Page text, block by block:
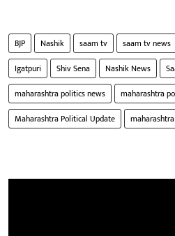
BJP Nashik saam tv saam tv news
Igatpuri
Shiv Sena Nashik News
maharashtra politics news
maharashtra
Maharashtra Political Update